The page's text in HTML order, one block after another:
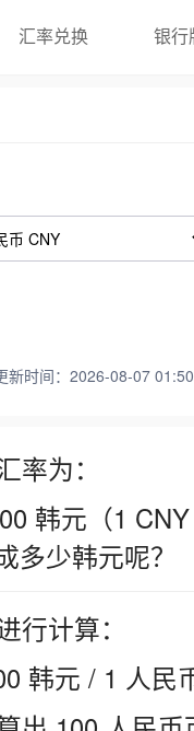
汇率兑换 银行
新时间：2026-08-07
率为：
韩元（1
多少韩元呢？
行计算：
韩元 / 1 人民